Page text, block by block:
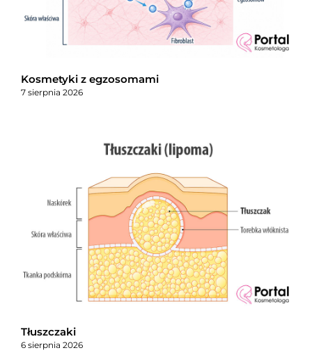
Kosmetyki z egzosomami
7 sierpnia 2026
Tłuszczaki
6 sierpnia 2026